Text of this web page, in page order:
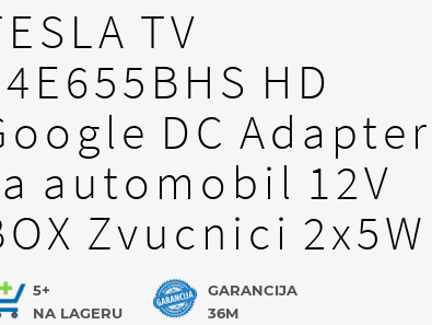
TV
HD
DC Adapter
automobil 12V
Zvucnici 2x5W
5+
NA LAGERU
GARANCIJA
36M